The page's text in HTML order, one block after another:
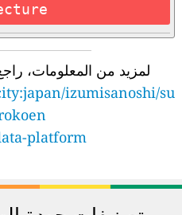
لمزيد من المعلومات، راجع
izumisanoshi/su
platform/